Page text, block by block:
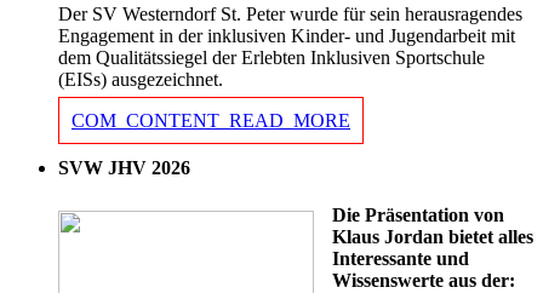
Der SV Westerndorf St. Peter wurde für sein herausragendes
Engagement in der inklusiven Kinder- und Jugendarbeit mit
dem Qualitätssiegel der Erlebten Inklusiven Sportschule
(EISs) ausgezeichnet.
COM_CONTENT_READ_MORE
SVW JHV 2026
Die Präsentation von
Klaus Jordan bietet alles
Interessante und
Wissenswerte aus der: